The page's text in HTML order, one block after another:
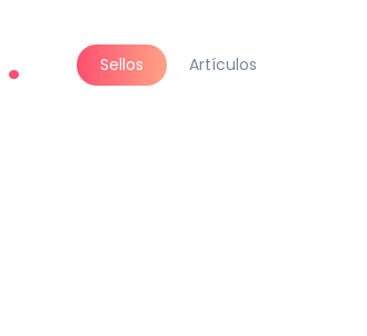
. Sellos Artículos